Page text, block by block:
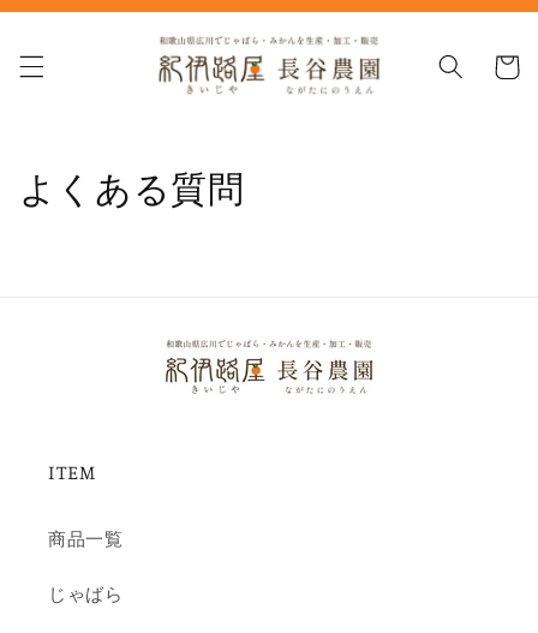
ー
よくある質問
ITEM
商品一覧
じゃばら